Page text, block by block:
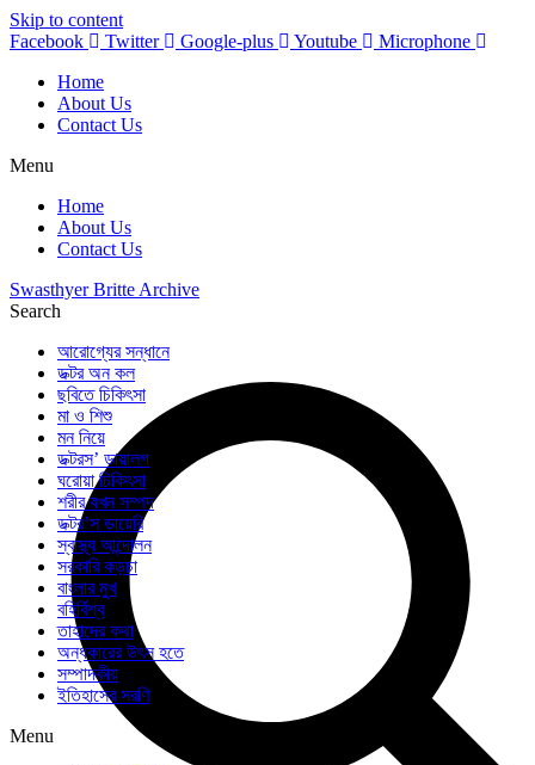
Skip to content
Facebook
Twitter Google-plus Youtube
Microphone
Home
About Us
Contact Us
Menu
Home
About Us
Contact Us
Swasthyer Britte Archive
Search
আরোগ্যের সন্ধানে
ডক্টর অন কল
ছবিতে চিকিৎসা
মা ও শিশু
মন নিয়ে
ডক্টরস’ ডায়ালগ
ঘরোয়া চিকিৎসা
শরীর যখন সম্পদ
ডক্টর’স ডায়েরি
স্বাস্থ্য আন্দোলন
সরকারি কড়চা
বাংলার মুখ
বহির্বিশ্ব
তাহাদের কথা
অন্ধকারের উৎস হতে
সম্পাদকীয়
ইতিহাসের সরণি
Menu